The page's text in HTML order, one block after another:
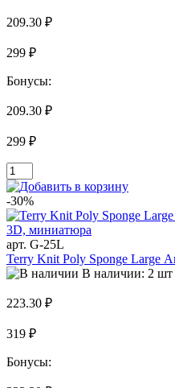
209.30 ₽
299 ₽
Бонусы:
209.30 ₽
299 ₽
-30%
арт. G-25L
Terry Knit Poly Sponge Large
В наличии: 2 шт
223.30 ₽
319 ₽
Бонусы: